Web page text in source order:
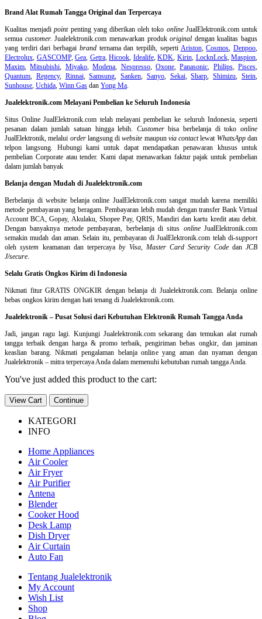
Brand Alat Rumah Tangga Original dan Terpercaya
Kualitas menjadipointpenting yang diberikan oleh toko onlineJualElektronik.com untuk
semua customer. Jualelektronik.com menawarkan produkoriginal dengan kualitas bagus
yang terdiri dari berbagai brandternama dan terpilih, seperti Ariston,Cosmos,Denpoo,
Electrolux, GASCOMP,Gea, Getra,Hicook, Idealife,KDK, Kirin, LocknLock,Maspion,
Maxim,Mitsubishi, Miyako,Modena, Nespresso, Oxone,Panasonic, Philips, Pisces,
Quantum, Regency, Rinnai,Samsung,Sanken, Sanyo, Sekai,Sharp,Shimizu,Stein,
Sunhouse, Uchida, Winn Gas dan Yong Ma.
Jualelektronik.com Melayani Pembelian ke Seluruh Indonesia
Situs Online JualElektronik.com telah melayani pembelian ke seluruh Indonesia, seperti
pesanan dalam jumlah satuan hingga lebih. Customerbisa berbelanja di tokoonline
JualElektronik, melalui orderlangsung diwebsite maupun via contactlewat WhatsAppdan
telpon langsung. Hubungi kami untuk dapat mendapatkan penawaran khusus untuk
pembelian Corporate atau tender. Kami dapat menawarkan faktur pajak untuk pembelian
dalam jumlah banyak
Belanja dengan Mudah di Jualelektronik.com
Berbelanja diwebsite belanja online JualElektronik.com sangat mudah karena memiliki
metode pembayaran yang beragam. Pembayaran lebih mudah dengan transfer Bank Virtual
Account BCA, Gopay, Akulaku, Shopee Pay, QRIS, Mandiri dan kartu kredit atau debit.
Dengan banyaknya metode pembayaran, berbelanja di situs onlineJualElektronik.com
semakin mudah dan aman. Selain itu, pembayaran di JualElektronik.com telah di-support
olehsystem keamanan dan terpercayaby Visa, Master Card Security Codedan JCB
J/secure.
Selalu Gratis Ongkos Kirim di Indonesia
Nikmati fitur GRATIS ONGKIR dengan belanja di Jualelektronik.com. Belanja online
bebas ongkos kirim dengan hati tenang di Jualelektronik.com.
Jualelektronik – Pusat Solusi dari Kebutuhan Elektronik Rumah Tangga Anda
Jadi, jangan ragu lagi. Kunjungi Jualelektronik.com sekarang dan temukan alat rumah
tangga terbaik dengan harga & promo terbaik, pengiriman bebas ongkir, dan jaminan
keaslian barang. Nikmati pengalaman belanja online yang aman dan nyaman dengan
Jualelektronik – mitra terpercaya Anda dalam memenuhi kebutuhan rumah tangga Anda.
You've just added this product to the cart:
View Cart Continue
KATEGORI
INFO
Home Appliances
Air Cooler
Air Fryer
Air Purifier
Antena
Blender
Cooker Hood
Desk Lamp
Dish Dryer
Air Curtain
Auto Fan
Tentang Jualelektronik
My Account
Wish List
Shop